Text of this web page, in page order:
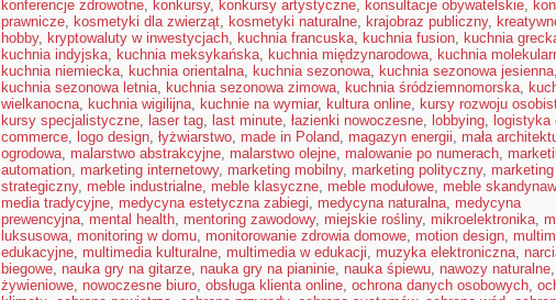
konferencje zdrowotne, konkursy, konkursy artystyczne, konsultacje obywatelskie,
prawnicze, kosmetyki dla zwierząt, kosmetyki naturalne, krajobraz publiczny,
hobby, kryptowaluty w inwestycjach, kuchnia francuska, kuchnia fusion, kuchnia
kuchnia indyjska, kuchnia meksykańska, kuchnia międzynarodowa, kuchnia
kuchnia niemiecka, kuchnia orientalna, kuchnia sezonowa, kuchnia sezonowa jesienna,
kuchnia sezonowa letnia, kuchnia sezonowa zimowa, kuchnia śródziemnomorska,
wielkanocna, kuchnia wigilijna, kuchnie na wymiar, kultura online, kursy rozwoju
kursy specjalistyczne, laser tag, last minute, łazienki nowoczesne, lobbying, logistyka
commerce, logo design, łyżwiarstwo, made in Poland, magazyn energii, mała
ogrodowa, malarstwo abstrakcyjne, malarstwo olejne, malowanie po numerach,
automation, marketing internetowy, marketing mobilny, marketing polityczny, marketing
strategiczny, meble industrialne, meble klasyczne, meble modułowe, meble
media tradycyjne, medycyna estetyczna zabiegi, medycyna naturalna, medycyna
prewencyjna, mental health, mentoring zawodowy, miejskie rośliny, mikroelektronika,
luksusowa, monitoring w domu, monitorowanie zdrowia domowe, motion design,
edukacyjne, multimedia kulturalne, multimedia w edukacji, muzyka elektroniczna,
biegowe, nauka gry na gitarze, nauka gry na pianinie, nauka śpiewu, nawozy naturalne,
żywieniowe, nowoczesne biuro, obsługa klienta online, ochrona danych osobowych,